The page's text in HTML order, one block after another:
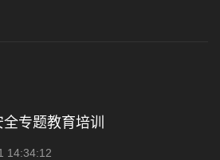
专题教育培训
14:34:12